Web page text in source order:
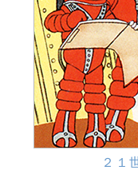
２１